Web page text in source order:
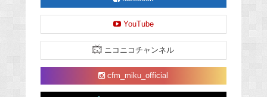
YouTube
ニコニコチャンネル
cfm_miku_official